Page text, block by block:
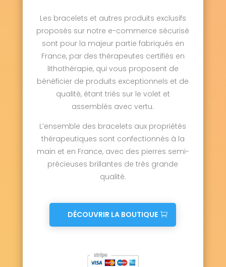
Les bracelets et autres produits exclusifs
proposés sur notre e-commerce sécurisé
sont pour la majeur partie fabriqués en
France, par des thérapeutes certifiés en
lithothérapie, qui vous proposent de
bénéficier de produits exceptionnels et de
qualité, étant triés sur le volet et
assemblés avec vertu.
L’ensemble des bracelets aux propriétés
thérapeutiques sont confectionnés à la
main et en France, avec des pierres semi-
précieuses brillantes de très grande
qualité.
DÉCOUVRIR LA BOUTIQUE